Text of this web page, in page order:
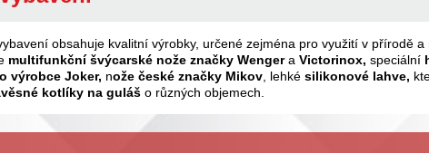
obsahuje kvalitní výrobky, určené zejména pro využití v přírodě a
multifunkční švýcarské nože značky Wengera Victorinox, speciální
výrobce Joker, nože české značky Mikov , lehké silikonové lahve,
kotlíky na guláš o různých objemech.